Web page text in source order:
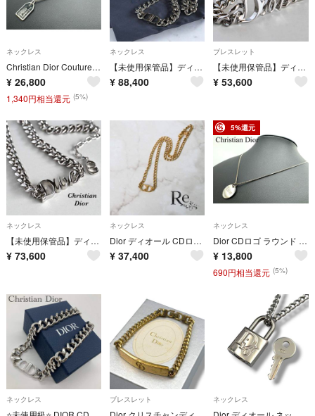
ネックレス
Christian Dior Couture ドッグタグ ネックレス
¥ 26,800
1,340円相当還元 (5%)
ネックレス
【未使用保管品】ディオール CDアイコン チェーンリンク ネックレス シルバー
¥ 88,400
ブレスレット
【未使用保管品】ディオール 現行 ribbon リボン チェーン ブレスレット
¥ 53,600
ネックレス
【未使用保管品】ディオール リボン ribbon ロゴ ネックレス チェーン
¥ 73,600
ネックレス
Dior ディオール CDロゴ チェーンネックレス ゴールド ヴィンテージ
¥ 37,400
5%還元
ネックレス
Dior CDロゴ ラウンド ネックレス 刻印 45cm
¥ 13,800
690円相当還元 (5%)
ネックレス ブレスレット ネックレス